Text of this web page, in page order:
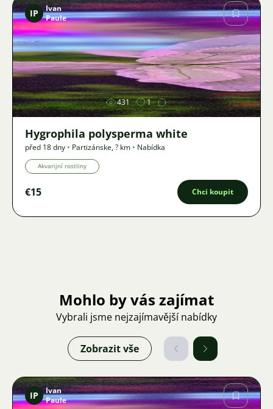
Obrázek
IP
Ivan
Paule
431 1
Hygrophila polysperma white
před 18 dny • Partizánske,? km • Nabídka
Akvarijní rostliny
€15 Chci koupit
Mohlo by vás zajímat
Vybrali jsme nejzajímavější nabídky
Zobrazit vše
IP
Ivan
Paule